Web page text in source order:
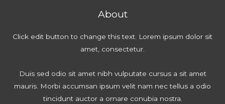
About
Click edit button to change this text. Lorem ipsum dolor sit
amet, consectetur.
Duis sed odio sit amet nibh vulputate cursus a sit amet
mauris. Morbi accumsan ipsum velit nam nec tellus a odio
tincidunt auctor a ornare conubia nostra.